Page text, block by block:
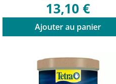
13,10 €
Ajouter au panier